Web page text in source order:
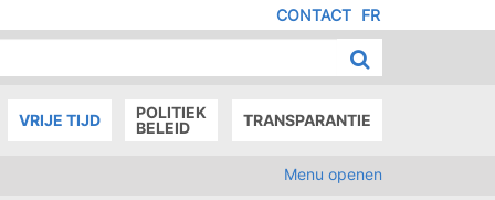
FR
CONTACT
VRIJE TIJD
POLITIEK
BELEID
TRANSPARANTIE
Menu openen